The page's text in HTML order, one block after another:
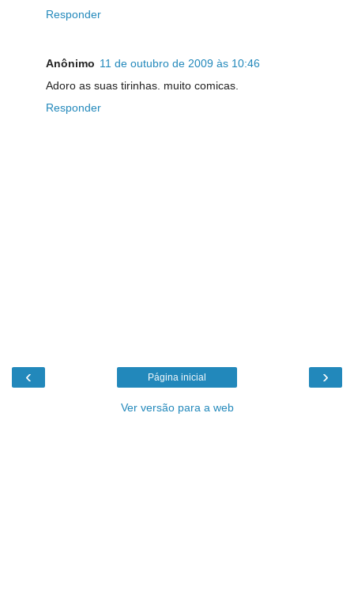
Responder
Anônimo 11 de outubro de 2009 às 10:46
Adoro as suas tirinhas. muito comicas.
Responder
‹ ›
Página inicial
Ver versão para a web